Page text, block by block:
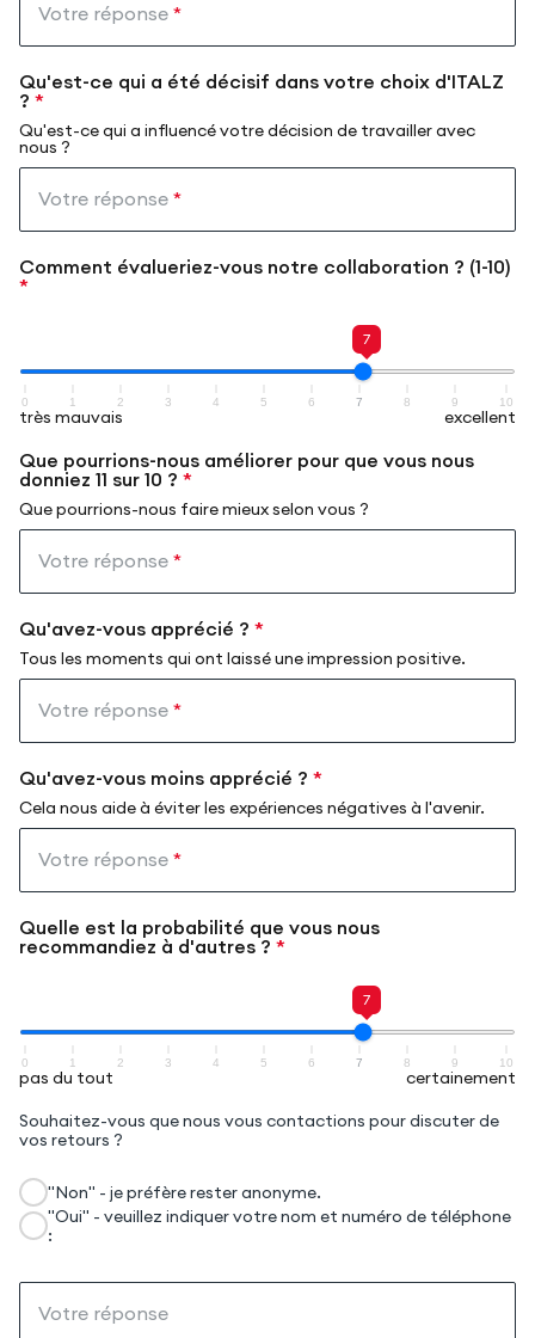
Votre réponse *
Qu'est-ce qui a été décisif dans votre choix d'ITALZ
? *
Qu'est-ce qui a influencé votre décision de travailler avec
nous ?
Votre réponse *
Comment évalueriez-vous notre collaboration ? (1-10)
*
7
0 1 2 3 4 5 6 7 8 9 10
très mauvais excellent
Que pourrions-nous améliorer pour que vous nous
donniez 11 sur 10 ? *
Que pourrions-nous faire mieux selon vous ?
Votre réponse *
Qu'avez-vous apprécié ? *
Tous les moments qui ont laissé une impression positive.
Votre réponse *
Qu'avez-vous moins apprécié ? *
Cela nous aide à éviter les expériences négatives à l'avenir.
Votre réponse *
Quelle est la probabilité que vous nous
recommandiez à d'autres ? *
7
0 1 2 3 4 5 6 7 8 9 10
pas du tout
certainement
Souhaitez-vous que nous vous contactions pour discuter de
vos retours ?
"Non" - je préfère rester anonyme.
"Oui" - veuillez indiquer votre nom et numéro de téléphone
:
Votre réponse